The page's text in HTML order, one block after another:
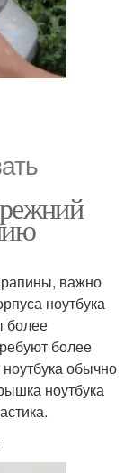
важно
ноутбука
более
более
обычно
ноутбука